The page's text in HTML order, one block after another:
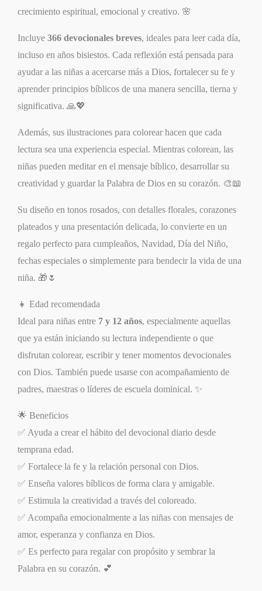
crecimiento espiritual, emocional y creativo. 🌸
Incluye 366 devocionales breves, ideales para leer cada día,
incluso en años bisiestos. Cada reflexión está pensada para
ayudar a las niñas a acercarse más a Dios, fortalecer su fe y
aprender principios bíblicos de una manera sencilla, tierna y
significativa. 🙏💖
Además, sus ilustraciones para colorear hacen que cada
lectura sea una experiencia especial. Mientras colorean, las
niñas pueden meditar en el mensaje bíblico, desarrollar su
creatividad y guardar la Palabra de Dios en su corazón. 🎨📖
Su diseño en tonos rosados, con detalles florales, corazones
plateados y una presentación delicada, lo convierte en un
regalo perfecto para cumpleaños, Navidad, Día del Niño,
fechas especiales o simplemente para bendecir la vida de una
niña. 🎁🌷
👧 Edad recomendada
Ideal para niñas entre 7 y 12 años, especialmente aquellas
que ya están iniciando su lectura independiente o que
disfrutan colorear, escribir y tener momentos devocionales
con Dios. También puede usarse con acompañamiento de
padres, maestras o líderes de escuela dominical. ✨
🌟 Beneficios
✅ Ayuda a crear el hábito del devocional diario desde
temprana edad.
✅ Fortalece la fe y la relación personal con Dios.
✅ Enseña valores bíblicos de forma clara y amigable.
✅ Estimula la creatividad a través del coloreado.
✅ Acompaña emocionalmente a las niñas con mensajes de
amor, esperanza y confianza en Dios.
✅ Es perfecto para regalar con propósito y sembrar la
Palabra en su corazón. 💕